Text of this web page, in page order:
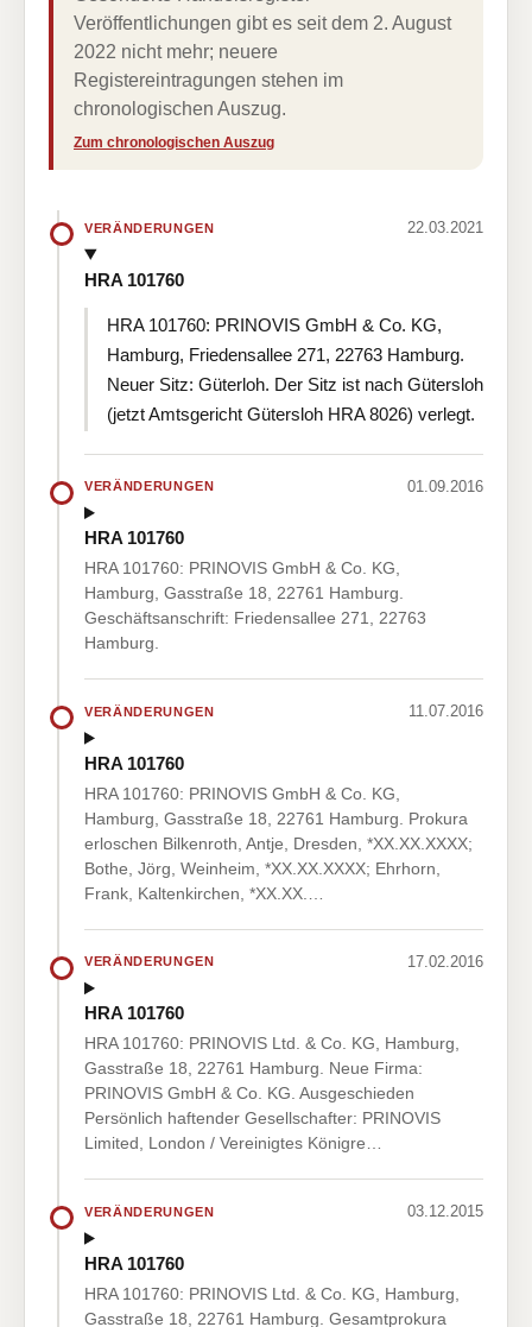
Veröffentlichungen gibt es seit dem 2. August
2022 nicht mehr; neuere
Registereintragungen stehen im
chronologischen Auszug.
Zum chronologischen Auszug
VERÄNDERUNGEN 22.03.2021
HRA 101760
HRA 101760: PRINOVIS GmbH & Co. KG,
Hamburg, Friedensallee 271, 22763 Hamburg.
Neuer Sitz: Güterloh. Der Sitz ist nach Gütersloh
(jetzt Amtsgericht Gütersloh HRA 8026) verlegt.
VERÄNDERUNGEN 01.09.2016
HRA 101760
HRA 101760: PRINOVIS GmbH & Co. KG,
Hamburg, Gasstraße 18, 22761 Hamburg.
Geschäftsanschrift: Friedensallee 271, 22763
Hamburg.
VERÄNDERUNGEN 11.07.2016
HRA 101760
HRA 101760: PRINOVIS GmbH & Co. KG,
Hamburg, Gasstraße 18, 22761 Hamburg. Prokura
erloschen Bilkenroth, Antje, Dresden, *XX.XX.XXXX;
Bothe, Jörg, Weinheim, *XX.XX.XXXX; Ehrhorn,
Frank, Kaltenkirchen, *XX.XX.…
VERÄNDERUNGEN 17.02.2016
HRA 101760
HRA 101760: PRINOVIS Ltd. & Co. KG, Hamburg,
Gasstraße 18, 22761 Hamburg. Neue Firma:
PRINOVIS GmbH & Co. KG. Ausgeschieden
Persönlich haftender Gesellschafter: PRINOVIS
Limited, London / Vereinigtes Königre…
VERÄNDERUNGEN 03.12.2015
HRA 101760
HRA 101760: PRINOVIS Ltd. & Co. KG, Hamburg,
Gasstraße 18, 22761 Hamburg. Gesamtprokura